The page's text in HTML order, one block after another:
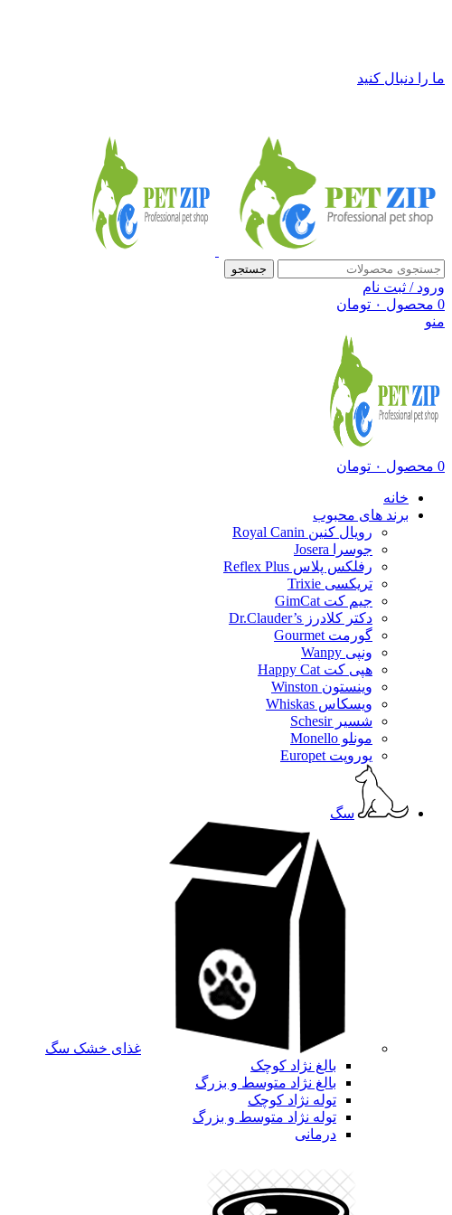
ما را دنبال کنید
جستجو
ورود / ثبت نام
0 محصول ۰ تومان
منو
0 محصول ۰ تومان
خانه
برند های محبوب
رویال کنین Royal Canin
جوسرا Josera
رفلکس پلاس Reflex Plus
تریکسی Trixie
جیم کت GimCat
دکتر کلادرز Dr.Clauder’s
گورمت Gourmet
ونپی Wanpy
هپی کت Happy Cat
وینستون Winston
ویسکاس Whiskas
شسیر Schesir
مونلو Monello
یوروپت Europet
سگ
غذای خشک سگ
بالغ نژاد کوچک
بالغ نژاد متوسط و بزرگ
توله نژاد کوچک
توله نژاد متوسط و بزرگ
درمانی